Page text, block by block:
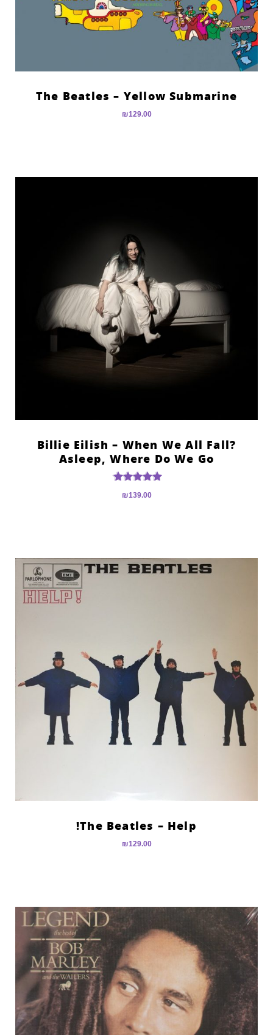
The Beatles – Yellow Submarine
₪129.00
?Billie Eilish – When We All Fall
Asleep, Where Do We Go
5.00
₪139.00
The Beatles – Help!
₪129.00